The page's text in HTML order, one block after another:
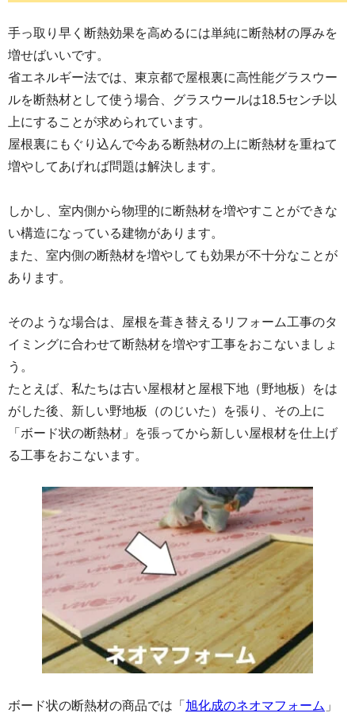
手っ取り早く断熱効果を高めるには単純に断熱材の厚みを
増せばいいです。
省エネルギー法では、東京都で屋根裏に高性能グラスウー
ルを断熱材として使う場合、グラスウールは18.5センチ以
上にすることが求められています。
屋根裏にもぐり込んで今ある断熱材の上に断熱材を重ねて
増やしてあげれば問題は解決します。
しかし、室内側から物理的に断熱材を増やすことができな
い構造になっている建物があります。
また、室内側の断熱材を増やしても効果が不十分なことが
あります。
そのような場合は、屋根を葺き替えるリフォーム工事のタ
イミングに合わせて断熱材を増やす工事をおこないましょ
う。
たとえば、私たちは古い屋根材と屋根下地（野地板）をは
がした後、新しい野地板（のじいた）を張り、その上に
「ボード状の断熱材」を張ってから新しい屋根材を仕上げ
る工事をおこないます。
ボード状の断熱材の商品では「 旭化成のネオマフォーム 」